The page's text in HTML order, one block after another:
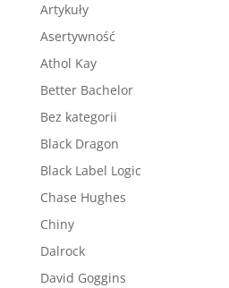
Artykuły
Asertywność
Athol Kay
Better Bachelor
Bez kategorii
Black Dragon
Black Label Logic
Chase Hughes
Chiny
Dalrock
David Goggins